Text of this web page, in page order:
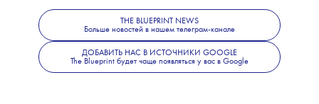
Актер Мэттью Перри, известный по роли
Чендлера в сериале «Друзья», умер
THE BLUEPRINT NEWS
Больше новостей в нашем телеграм-канале
ДОБАВИТЬ НАС В ИСТОЧНИКИ GOOGLE
The Blueprint будет чаще появляться у вас в Google